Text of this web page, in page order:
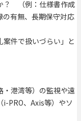
？ （例：仕様書作成
有無、長期保守対応
件で扱いづらい」と
港湾等）の監視や遠
i-PRO、Axis等）やソ